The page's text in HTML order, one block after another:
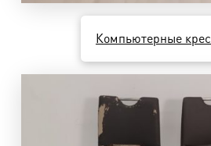
Компьютерные